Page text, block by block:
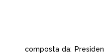
composta da: